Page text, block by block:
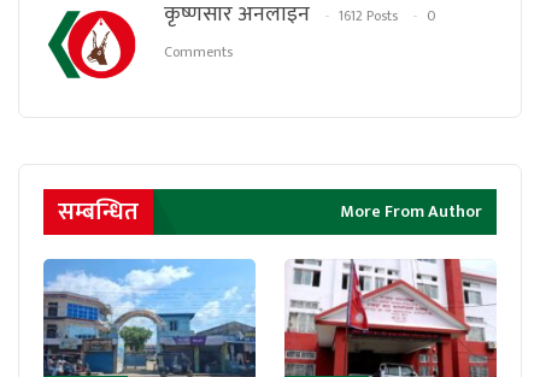
कृष्णसार अनलाइन 1612 Posts
0
Comments
सम्बन्धित More From Author